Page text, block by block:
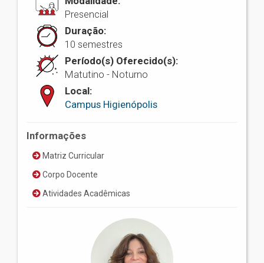
Presencial
Duração:
10 semestres
Período(s) Oferecido(s):
Matutino - Noturno
Local:
Campus Higienópolis
Informações
Matriz Curricular
Corpo Docente
Atividades Acadêmicas